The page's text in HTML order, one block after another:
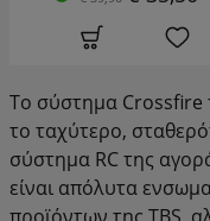
Το σύστημα Crossfire
το ταχύτερο,
σύστημα RC της
είναι απόλυτα